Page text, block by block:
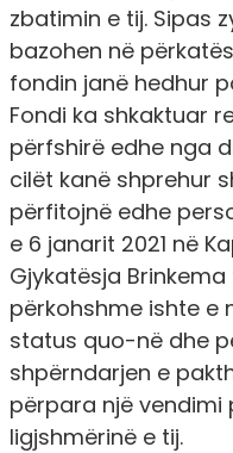
zbatimin e tij. Sipas
bazohen në
fondin janë hedhur
Fondi ka shkaktuar
përfshirë edhe nga
cilët kanë shprehur
përfitojnë edhe
e 6 janarit 2021 në
Gjykatësja
përkohshme ishte e
status quo-në dhe
shpërndarjen e
përpara një
ligjshmërinë e tij.